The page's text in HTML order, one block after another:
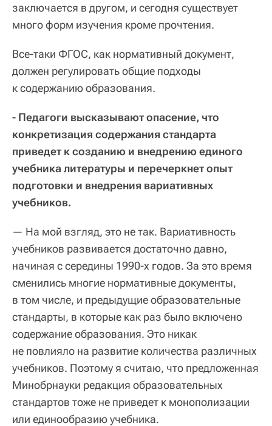
заключается в другом, и сегодня существует
много форм изучения кроме прочтения.
Все-таки ФГОС, как нормативный документ,
должен регулировать общие подходы
к содержанию образования.
- Педагоги высказывают опасение, что
конкретизация содержания стандарта
приведет к созданию и внедрению единого
учебника литературы и перечеркнет опыт
подготовки и внедрения вариативных
учебников.
— На мой взгляд, это не так. Вариативность
учебников развивается достаточно давно,
начиная с середины 1990-х годов. За это время
сменились многие нормативные документы,
в том числе, и предыдущие образовательные
стандарты, в которые как раз было включено
содержание образования. Это никак
не повлияло на развитие количества различных
учебников. Поэтому я считаю, что предложенная
Минобрнауки редакция образовательных
стандартов тоже не приведет к монополизации
или единообразию учебника.